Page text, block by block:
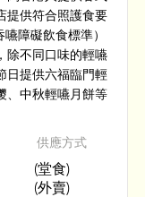
提供符合照護食要
障礙飲食標準）
除不同口味的輕嚥
日提供六福臨門輕
、中秋輕嚥月餅等
供應方式
(堂食)
(外賣)